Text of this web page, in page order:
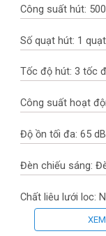
Công suất hút:
Số quạt hút: 1 quạt
Tốc độ hút: 3 tốc
Công suất hoạt
Độ ồn tối đa: 65 dB
Đèn chiếu sáng:
Chất liệu lưới lọc:
Bảng điều khiển: